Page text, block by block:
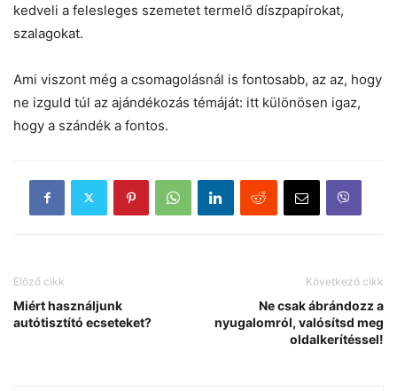
kedveli a felesleges szemetet termelő díszpapírokat,
szalagokat.
Ami viszont még a csomagolásnál is fontosabb, az az, hogy
ne izguld túl az ajándékozás témáját: itt különösen igaz,
hogy a szándék a fontos.
Előző cikk
Miért használjunk
autótisztító ecseteket?
Következő cikk
Ne csak ábrándozz a
nyugalomról, valósítsd meg
oldalkerítéssel!